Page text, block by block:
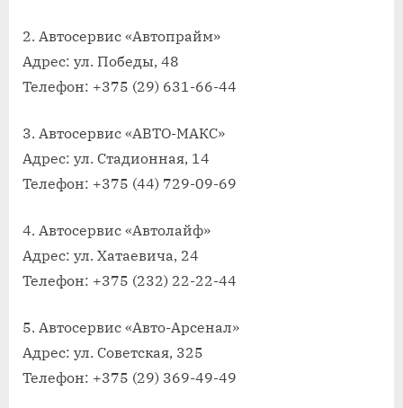
2. Автосервис «Автопрайм»
Адрес: ул. Победы, 48
Телефон: +375 (29) 631-66-44
3. Автосервис «АВТО-МАКС»
Адрес: ул. Стадионная, 14
Телефон: +375 (44) 729-09-69
4. Автосервис «Автолайф»
Адрес: ул. Хатаевича, 24
Телефон: +375 (232) 22-22-44
5. Автосервис «Авто-Арсенал»
Адрес: ул. Советская, 325
Телефон: +375 (29) 369-49-49